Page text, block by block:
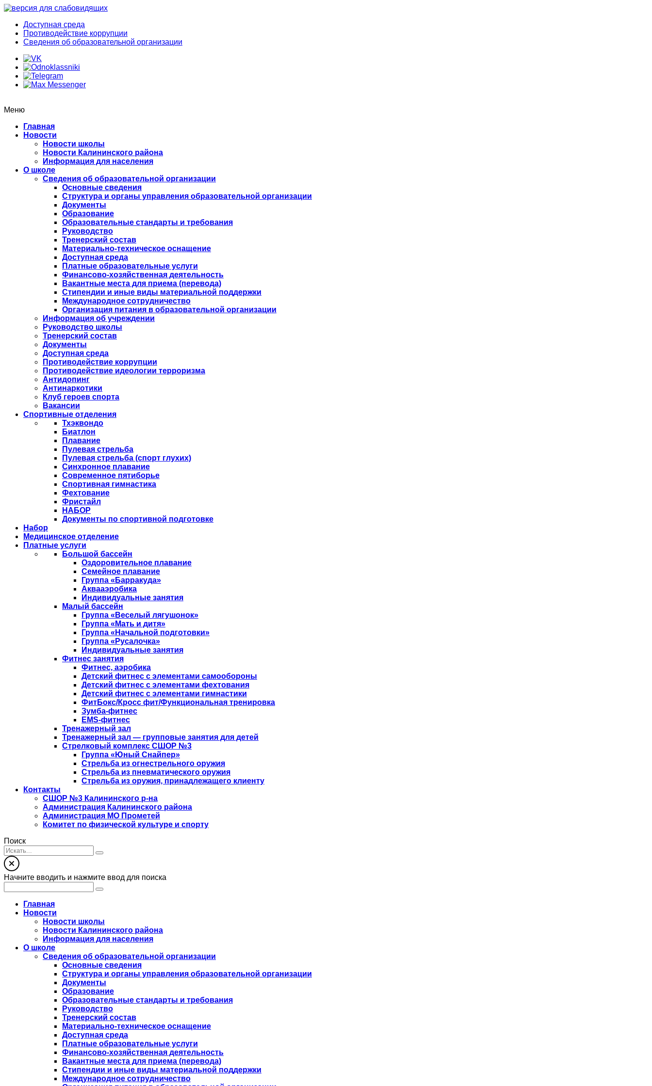
Доступная среда
Противодействие коррупции
Сведения об образовательной организации
Меню
Главная
Новости
Новости школы
Новости Калининского района
Информация для населения
О школе
Сведения об образовательной организации
Основные сведения
Структура и органы управления образовательной организации
Документы
Образование
Образовательные стандарты и требования
Руководство
Тренерский состав
Материально-техническое оснащение
Доступная среда
Платные образовательные услуги
Финансово-хозяйственная деятельность
Вакантные места для приема (перевода)
Стипендии и иные виды материальной поддержки
Международное сотрудничество
Организация питания в образовательной организации
Информация об учреждении
Руководство школы
Тренерский состав
Документы
Доступная среда
Противодействие коррупции
Противодействие идеологии терроризма
Антидопинг
Антинаркотики
Клуб героев спорта
Вакансии
Спортивные отделения
Тхэквондо
Биатлон
Плавание
Пулевая стрельба
Пулевая стрельба (спорт глухих)
Синхронное плавание
Современное пятиборье
Спортивная гимнастика
Фехтование
Фристайл
НАБОР
Документы по спортивной подготовке
Набор
Медицинское отделение
Платные услуги
Большой бассейн
Оздоровительное плавание
Семейное плавание
Группа «Барракуда»
Аквааэробика
Индивидуальные занятия
Малый бассейн
Группа «Веселый лягушонок»
Группа «Мать и дитя»
Группа «Начальной подготовки»
Группа «Русалочка»
Индивидуальные занятия
Фитнес занятия
Фитнес, аэробика
Детский фитнес с элементами самообороны
Детский фитнес с элементами фехтования
Детский фитнес с элементами гимнастики
ФитБокс/Кросс фит/Функциональная тренировка
Зумба-фитнес
EMS-фитнес
Тренажерный зал
Тренажерный зал — групповые занятия для детей
Стрелковый комплекс СШОР №3
Группа «Юный Снайпер»
Стрельба из огнестрельного оружия
Стрельба из пневматического оружия
Стрельба из оружия, принадлежащего клиенту
Контакты
СШОР №3 Калининского р-на
Администрация Калининского района
Администрация МО Прометей
Комитет по физической культуре и спорту
Поиск
Начните вводить и нажмите ввод для поиска
Главная
Новости
Новости школы
Новости Калининского района
Информация для населения
О школе
Сведения об образовательной организации
Основные сведения
Структура и органы управления образовательной организации
Документы
Образование
Образовательные стандарты и требования
Руководство
Тренерский состав
Материально-техническое оснащение
Доступная среда
Платные образовательные услуги
Финансово-хозяйственная деятельность
Вакантные места для приема (перевода)
Стипендии и иные виды материальной поддержки
Международное сотрудничество